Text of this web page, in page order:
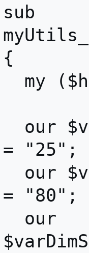
sub
{
= "25";
= "80";